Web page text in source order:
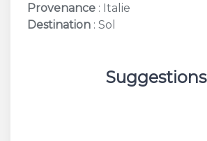
Provenance : Italie
Destination : Sol
Suggestions